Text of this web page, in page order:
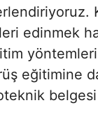
edinmek
eğitimine